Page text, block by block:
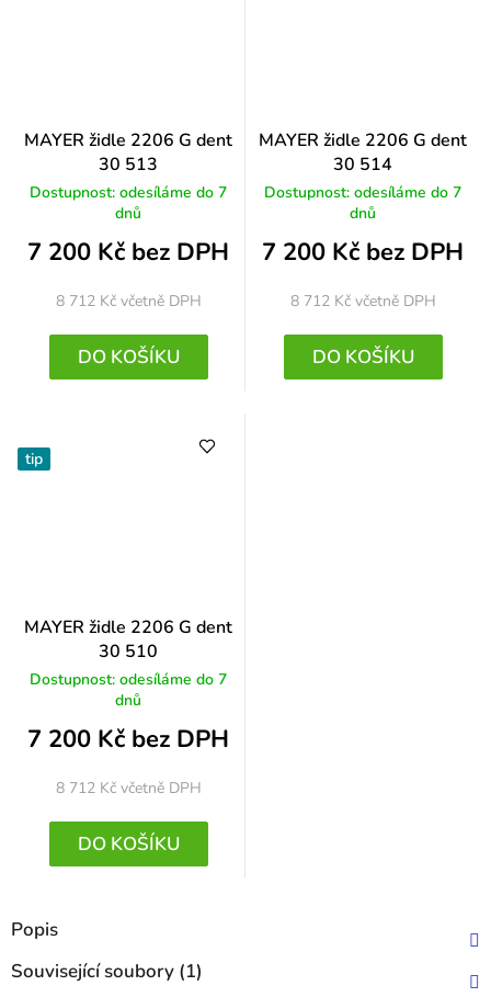
MAYER židle 2206 G dent
30 513
Dostupnost: odesíláme do 7
dnů
7 200 Kč bez DPH
8 712 Kč včetně DPH
DO KOŠÍKU
MAYER židle 2206 G dent
30 514
Dostupnost: odesíláme do 7
dnů
7 200 Kč bez DPH
8 712 Kč včetně DPH
DO KOŠÍKU
tip
MAYER židle 2206 G dent
30 510
Dostupnost: odesíláme do 7
dnů
7 200 Kč bez DPH
8 712 Kč včetně DPH
DO KOŠÍKU
Popis
Související soubory (1)